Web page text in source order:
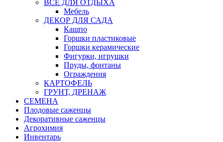
ВСЕ ДЛЯ ОТДЫХА
Мебель
ДЕКОР ДЛЯ САДА
Кашпо
Горшки пластиковые
Горшки керамические
Фигурки, игрушки
Пруды, фонтаны
Ограждения
КАРТОФЕЛЬ
ГРУНТ, ДРЕНАЖ
СЕМЕНА
Плодовые саженцы
Декоративные саженцы
Агрохимия
Инвентарь